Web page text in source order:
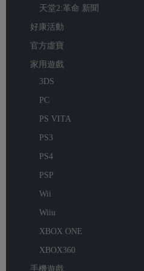
天堂2:革命 新聞
好康活動
官方虛寶
家用遊戲
3DS
PC
PS VITA
PS3
PS4
PSP
Wii
Wiiu
XBOX ONE
XBOX360
手機遊戲